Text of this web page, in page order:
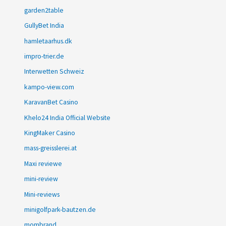
garden2table
GullyBet India
hamletaarhus.dk
impro-trier.de
Interwetten Schweiz
kampo-view.com
KaravanBet Casino
Khelo24 India Official Website
KingMaker Casino
mass-greisslerei.at
Maxi reviewe
mini-review
Mini-reviews
minigolfpark-bautzen.de